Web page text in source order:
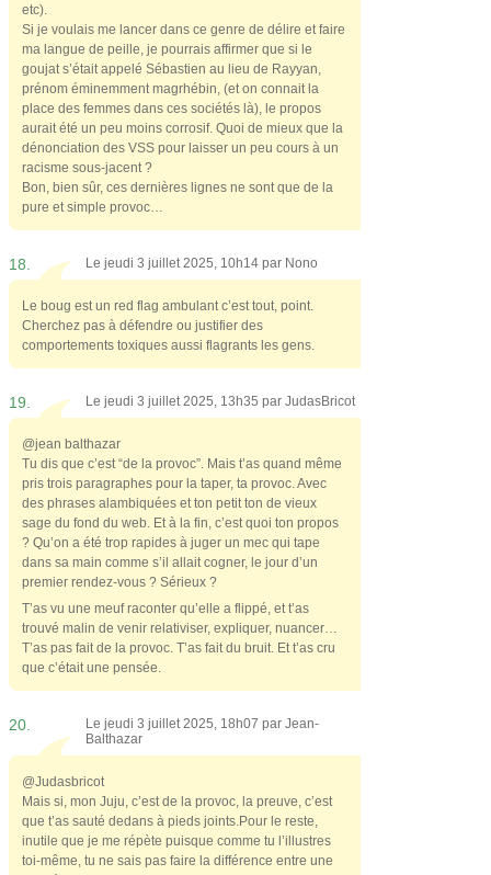
etc).
Si je voulais me lancer dans ce genre de délire et faire
ma langue de peille, je pourrais affirmer que si le
goujat s’était appelé Sébastien au lieu de Rayyan,
prénom éminemment magrhébin, (et on connait la
place des femmes dans ces sociétés là), le propos
aurait été un peu moins corrosif. Quoi de mieux que la
dénonciation des VSS pour laisser un peu cours à un
racisme sous-jacent ?
Bon, bien sûr, ces dernières lignes ne sont que de la
pure et simple provoc…
18. Le jeudi 3 juillet 2025, 10h14 par Nono
Le boug est un red flag ambulant c’est tout, point.
Cherchez pas à défendre ou justifier des
comportements toxiques aussi flagrants les gens.
19. Le jeudi 3 juillet 2025, 13h35 par JudasBricot
@jean balthazar
Tu dis que c’est “de la provoc”. Mais t’as quand même
pris trois paragraphes pour la taper, ta provoc. Avec
des phrases alambiquées et ton petit ton de vieux
sage du fond du web. Et à la fin, c’est quoi ton propos
? Qu’on a été trop rapides à juger un mec qui tape
dans sa main comme s’il allait cogner, le jour d’un
premier rendez-vous ? Sérieux ?
T’as vu une meuf raconter qu’elle a flippé, et t’as
trouvé malin de venir relativiser, expliquer, nuancer…
T’as pas fait de la provoc. T’as fait du bruit. Et t’as cru
que c’était une pensée.
20. Le jeudi 3 juillet 2025, 18h07 par Jean-
Balthazar
@Judasbricot
Mais si, mon Juju, c’est de la provoc, la preuve, c’est
que t’as sauté dedans à pieds joints.Pour le reste,
inutile que je me répète puisque comme tu l’illustres
toi-même, tu ne sais pas faire la différence entre une